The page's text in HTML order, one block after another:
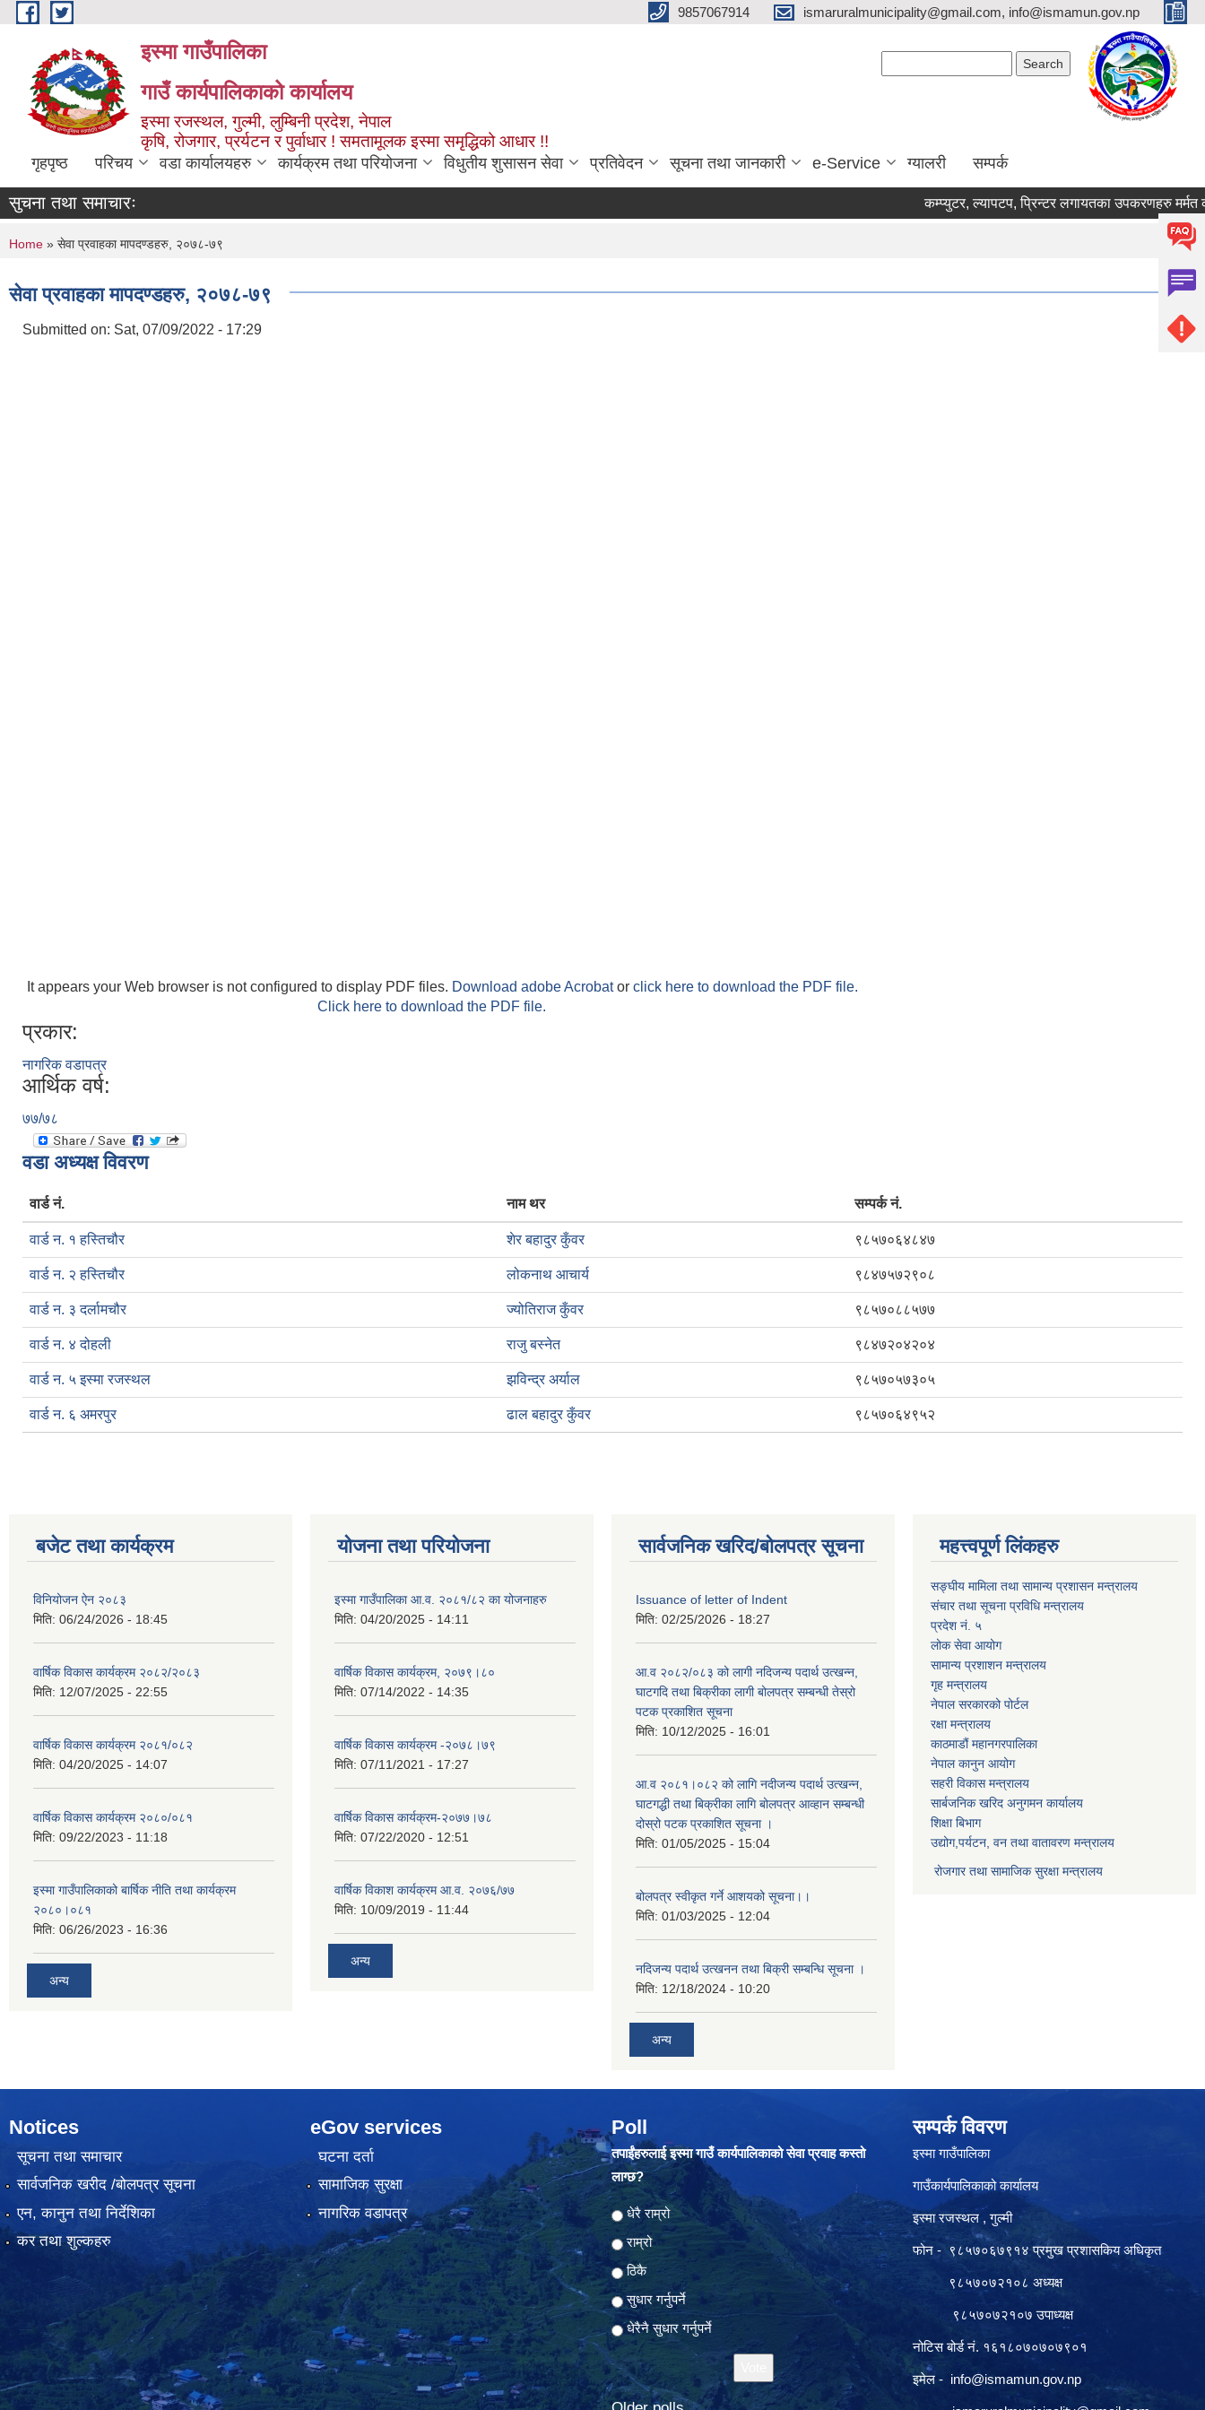
Skip to main content 9857067914 ismaruralmunicipality@gmail.com, info@ismamun.gov.np
इस्मा गाउँपालिका
गाउँ कार्यपालिकाको कार्यालय
इस्मा रजस्थल, गुल्मी, लुम्बिनी प्रदेश, नेपाल
कृषि, रोजगार, प्रर्यटन र पुर्वाधार ! समतामूलक इस्मा समृद्धिको आधार !!
गृहपृष्ठ परिचय वडा कार्यालयहरु कार्यक्रम तथा परियोजना विधुतीय शुसासन सेवा प्रतिवेदन सूचना तथा जानकारी e-Service ग्यालरी सम्पर्क
सुचना तथा समाचारः कम्प्युटर, ल्यापटप, प्रिन्टर लगायतका उपकरणहरु मर्मत
You are here
Home » सेवा प्रवाहका मापदण्डहरु, २०७८-७९
सेवा प्रवाहका मापदण्डहरु, २०७८-७९
Submitted on: Sat, 07/09/2022 - 17:29
It appears your Web browser is not configured to display PDF files. Download adobe Acrobator click here to download the PDF file.
Click here to download the PDF file.
प्रकार:
नागरिक वडापत्र
आर्थिक वर्ष:
७७/७८
वडा अध्यक्ष विवरण
वार्ड नं. नाम थर सम्पर्क नं.
वार्ड न. १ हस्तिचौर शेर बहादुर कुँवर ९८५७०६४८४७
वार्ड न. २ हस्तिचौर लोकनाथ आचार्य ९८४७५७२९०८
वार्ड न. ३ दर्लामचौर ज्योतिराज कुँवर ९८५७०८८५७७
वार्ड न. ४ दोहली राजु बस्नेत ९८४७२०४२०४
वार्ड न. ५ इस्मा रजस्थल झविन्द्र अर्याल ९८५७०५७३०५
वार्ड न. ६ अमरपुर ढाल बहादुर कुँवर ९८५७०६४९५२
बजेट तथा कार्यक्रम
विनियोजन ऐन २०८३
मिति: 06/24/2026 - 18:45
वार्षिक विकास कार्यक्रम २०८२/२०८३
मिति: 12/07/2025 - 22:55
वार्षिक विकास कार्यक्रम २०८१/०८२
मिति: 04/20/2025 - 14:07
वार्षिक विकास कार्यक्रम २०८०/०८१
मिति: 09/22/2023 - 11:18
इस्मा गाउँपालिकाको बार्षिक नीति तथा कार्यक्रम
२०८०।०८१
मिति: 06/26/2023 - 16:36
अन्य
योजना तथा परियोजना
इस्मा गाउँपालिका आ.व. २०८१/८२ का योजनाहरु
मिति: 04/20/2025 - 14:11
वार्षिक विकास कार्यक्रम, २०७९।८०
मिति: 07/14/2022 - 14:35
वार्षिक विकास कार्यक्रम -२०७८।७९
मिति: 07/11/2021 - 17:27
वार्षिक विकास कार्यक्रम-२०७७।७८
मिति: 07/22/2020 - 12:51
वार्षिक विकाश कार्यक्रम आ.व. २०७६/७७
मिति: 10/09/2019 - 11:44
अन्य
सार्वजनिक खरिद/बोलपत्र सूचना
Issuance of letter of Indent
मिति: 02/25/2026 - 18:27
आ.व २०८२/०८३ को लागी नदिजन्य पदार्थ उत्खन्न,
घाटगदि तथा बिक्रीका लागी बोलपत्र सम्बन्धी तेस्रो
पटक प्रकाशित सूचना
मिति: 10/12/2025 - 16:01
आ.व २०८१।०८२ को लागि नदीजन्य पदार्थ उत्खन्न,
घाटगद्धी तथा बिक्रीका लागि बोलपत्र आव्हान सम्बन्धी
दोस्रो पटक प्रकाशित सूचना ।
मिति: 01/05/2025 - 15:04
बोलपत्र स्वीकृत गर्ने आशयको सूचना।।
मिति: 01/03/2025 - 12:04
नदिजन्य पदार्थ उत्खनन तथा बिक्री सम्बन्धि सूचना ।
मिति: 12/18/2024 - 10:20
अन्य
महत्त्वपूर्ण लिंकहरु
सङ्घीय मामिला तथा सामान्य प्रशासन मन्त्रालय
संचार तथा सूचना प्रविधि मन्त्रालय
प्रदेश नं. ५
लोक सेवा आयोग
सामान्य प्रशाशन मन्त्रालय
गृह मन्त्रालय
नेपाल सरकारको पोर्टल
रक्षा मन्त्रालय
काठमाडौं महानगरपालिका
नेपाल कानुन आयोग
सहरी विकास मन्त्रालय
सार्बजनिक खरिद अनुगमन कार्यालय
शिक्षा बिभाग
उद्योग,पर्यटन, वन तथा वातावरण मन्त्रालय
रोजगार तथा सामाजिक सुरक्षा मन्त्रालय
Notices
सूचना तथा समाचार
सार्वजनिक खरीद /बोलपत्र सूचना
एन, कानुन तथा निर्देशिका
कर तथा शुल्कहरु
eGov services
घटना दर्ता
सामाजिक सुरक्षा
नागरिक वडापत्र
Poll
तपाईंहरुलाई इस्मा गाउँ कार्यपालिकाको सेवा प्रवाह कस्तो
लाग्छ?
Choices
धेरै राम्रो
राम्रो
ठिकै
सुधार गर्नुपर्ने
धेरैनै सुधार गर्नुपर्ने
सम्पर्क विवरण
इस्मा गाउँपालिका
गाउँकार्यपालिकाको कार्यालय
इस्मा रजस्थल , गुल्मी
फोन - ९८५७०६७९१४ प्रमुख प्रशासकिय अधिकृत
९८५७०७२१०८ अध्यक्ष
९८५७०७२१०७ उपाध्यक्ष
नोटिस बोर्ड नं. १६१८०७०७०७९०१
इमेल - info@ismamun.gov.np